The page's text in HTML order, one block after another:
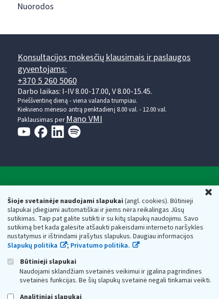
Šioje svetainėje naudojami slapukai(angl. cookies). Būtinieji
slapukai įdiegiami automatiškai ir jiems nėra reikalingas Jūsų
sutikimas. Taip pat galite sutikti ir su kitų slapukų naudojimu. Savo
sutikimą bet kada galėsite atšaukti pakeisdami interneto naršyklės
nustatymus ir ištrindami įrašytus slapukus. Daugiau informacijos
Slapukų politika
; Privatumo politika.
Būtinieji slapukai
Naudojami sklandžiam svetainės veikimui ir įgalina pagrindines
svetainės funkcijas. Be šių slapukų svetainė negali tinkamai veikti.
Analitiniai slapukai
Nuorodos
Konsultacijos mokesčių klausimais ir paslaugos
gyventojams:
+370 5 260 5060
Darbo laikas: I-IV 8.00-17.00, V 8.00-15.45.
Prieššventinę dieną - viena valanda trumpiau.
Kiekvieno mėnesio antrą penktadienį 8.00 val. - 12.00 val.
Paklausimas perMano VMI
Valstybinė mokesčių inspekcija prie Lietuvos
Respublikos finansų ministerijos
Biudžetinė įstaiga. Juridinio asmens kodas — 188659752,
adresas: Vasario 16-osios g. 14, 01107 Vilnius, Lietuva, el.paštas:
vmi@vmi.lt , E. pristatymo dėžutės adresas 188659752
Duomenys apie Valstybinę mokesčių inspekciją prie Lietuvos
Respublikos finansų ministerijos kaupiami ir saugomi Juridinių